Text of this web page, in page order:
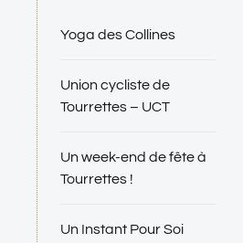
Yoga des Collines
Union cycliste de
Tourrettes – UCT
Un week-end de fête à
Tourrettes !
Un Instant Pour Soi